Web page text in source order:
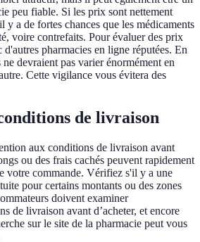
peu fiable. Si les prix sont nettement
y a de fortes chances que les médicaments
voire contrefaits. Pour évaluer des prix
d'autres pharmacies en ligne réputées. En
devraient pas varier énormément en
Cette vigilance vous évitera des
de livraison
aux conditions de livraison avant
ou des frais cachés peuvent rapidement
votre commande. Vérifiez s'il y a une
pour certains montants ou des zones
doivent examiner
de livraison avant d’acheter, et encore
sur le site de la pharmacie peut vous